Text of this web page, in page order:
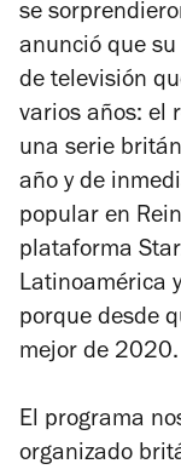
se
anunció que
de televisión
varios años: el
una serie
año y de
popular en
plataforma
Latinoamérica
porque desde
mejor de 2020.
El programa
organizado